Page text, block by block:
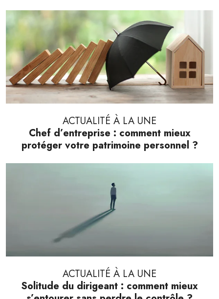
ACTUALITÉ À LA UNE
Chef d’entreprise : comment mieux
protéger votre patrimoine personnel ?
ACTUALITÉ À LA UNE
Solitude du dirigeant : comment mieux